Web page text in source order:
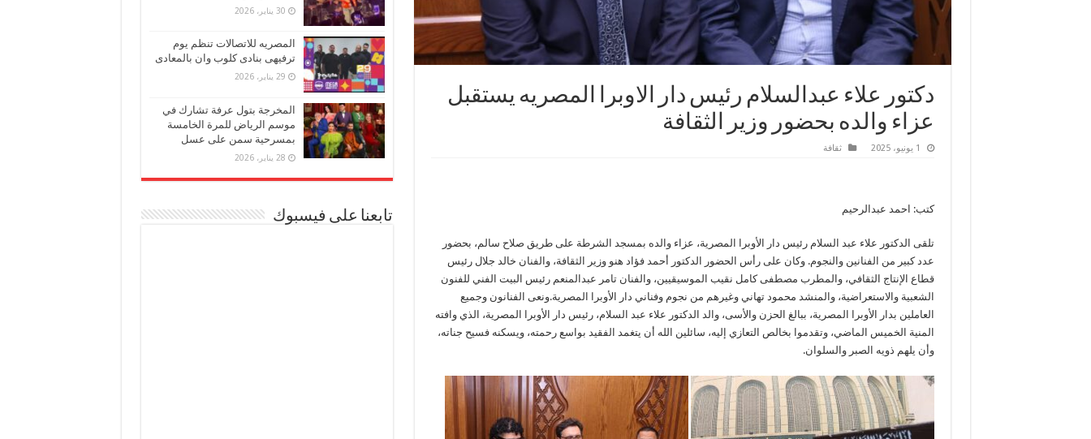
دكتور علاء عبدالسلام رئيس دار الاوبرا المصريه يستقبل
عزاء والده بحضور وزير الثقافة
1 يونيو، 2025 ثقافة
كتب: احمد عبدالرحيم
تلقى الدكتور علاء عبد السلام رئيس دار الأوبرا المصرية، عزاء والده بمسجد الشرطة على طريق صلاح سالم، بحضور
عدد كبير من الفنانين والنجوم. وكان على رأس الحضور الدكتور أحمد فؤاد هنو وزير الثقافة، والفنان خالد جلال رئيس
قطاع الإنتاج الثقافي، والمطرب مصطفى كامل نقيب الموسيقيين، والفنان تامر عبدالمنعم رئيس البيت الفني للفنون
الشعبية والاستعراضية، والمنشد محمود تهاني وغيرهم من نجوم وفناني دار الأوبرا المصرية.ونعى الفنانون وجميع
العاملين بدار الأوبرا المصرية، ببالغ الحزن والأسى، والد الدكتور علاء عبد السلام، رئيس دار الأوبرا المصرية، الذي وافته
المنية الخميس الماضي، وتقدموا بخالص التعازي إليه، سائلين الله أن يتغمد الفقيد بواسع رحمته، ويسكنه فسيح جناته،
وأن يلهم ذويه الصبر والسلوان.
30 يناير، 2026
المصريه للاتصالات تنظم يوم
ترفيهى بنادى كلوب وان بالمعادى
29 يناير، 2026
المخرجة بتول عرفة تشارك في
موسم الرياض للمرة الخامسة
بمسرحية سمن على عسل
28 يناير، 2026
تابعنا على فيسبوك